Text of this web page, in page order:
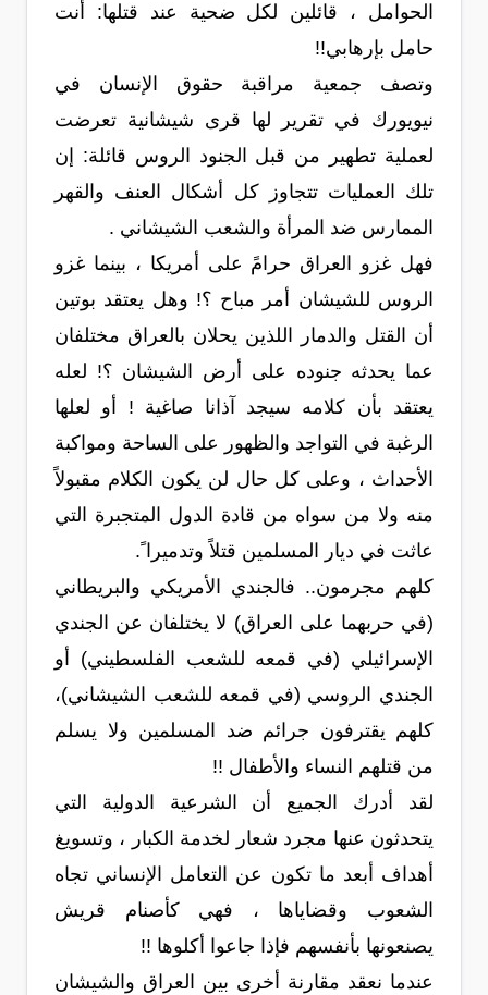
الحوامل ، قائلين لكل ضحية عند قتلها: أنت
حامل بإرهابي!!
وتصف جمعية مراقبة حقوق الإنسان في
نيويورك في تقرير لها قرى شيشانية تعرضت
لعملية تطهير من قبل الجنود الروس قائلة: إن
تلك العمليات تتجاوز كل أشكال العنف والقهر
الممارس ضد المرأة والشعب الشيشاني .
فهل غزو العراق حرامً على أمريكا ، بينما غزو
الروس للشيشان أمر مباح ؟! وهل يعتقد بوتين
أن القتل والدمار اللذين يحلان بالعراق مختلفان
عما يحدثه جنوده على أرض الشيشان ؟! لعله
يعتقد بأن كلامه سيجد آذانا صاغية ! أو لعلها
الرغبة في التواجد والظهور على الساحة ومواكبة
الأحداث ، وعلى كل حال لن يكون الكلام مقبولاً
منه ولا من سواه من قادة الدول المتجبرة التي
عاثت في ديار المسلمين قتلاً وتدميرا ً.
كلهم مجرمون.. فالجندي الأمريكي والبريطاني
(في حربهما على العراق) لا يختلفان عن الجندي
الإسرائيلي (في قمعه للشعب الفلسطيني) أو
الجندي الروسي (في قمعه للشعب الشيشاني)،
كلهم يقترفون جرائم ضد المسلمين ولا يسلم
من قتلهم النساء والأطفال !!
لقد أدرك الجميع أن الشرعية الدولية التي
يتحدثون عنها مجرد شعار لخدمة الكبار ، وتسويغ
أهداف أبعد ما تكون عن التعامل الإنساني تجاه
الشعوب وقضاياها ، فهي كأصنام قريش
يصنعونها بأنفسهم فإذا جاعوا أكلوها !!
عندما نعقد مقارنة أخرى بين العراق والشيشان